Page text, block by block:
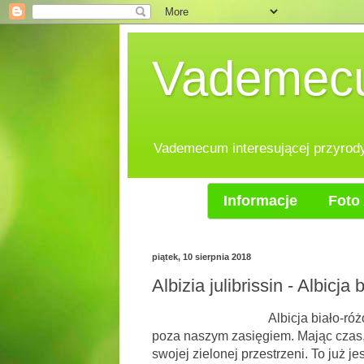
Vademecum interesującej
Informacje Foto
piątek, 10 sierpnia 2018
Albizia julibrissin - Albicja
Albicja biało-
poza naszym zasięgiem. Mając
swojej zielonej przestrzeni. To już